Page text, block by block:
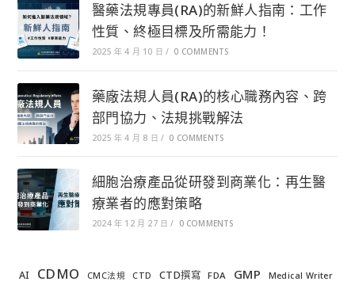
醫藥法規專員(RA)的新鮮人指南：工作
性質、終極目標及所需能力！
2025 年 4 月 10 日 / 0 COMMENTS
藥廠法規人員(RA)的核心職務內容、跨
部門協力、法規挑戰解法
2025 年 4 月 8 日 / 0 COMMENTS
細胞治療產品從研發到商業化：再生醫
療業者的應對策略
2024 年 12 月 27 日 / 0 COMMENTS
AI CDMO CMC法規 CTD CTD撰寫 FDA GMP Medical Writer